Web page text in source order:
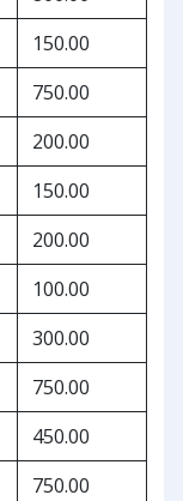
150.00
750.00
200.00
150.00
200.00
100.00
300.00
750.00
450.00
750.00